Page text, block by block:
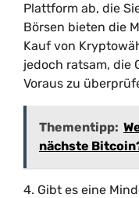
Plattform ab, die
Börsen bieten die
Kauf von
jedoch ratsam, die
Voraus zu
Thementipp:
nächste
4. Gibt es eine